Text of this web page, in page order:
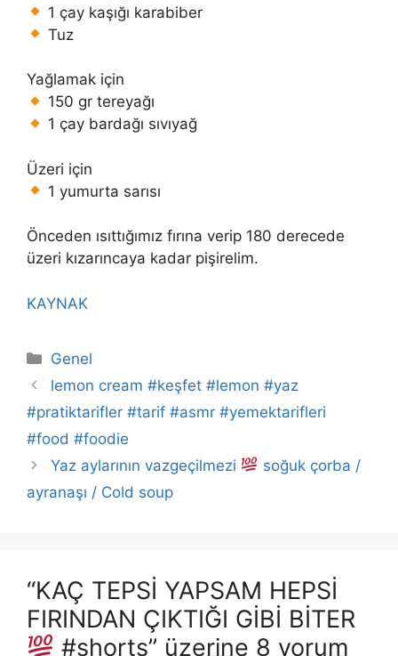
1 çay kaşığı karabiber
Tuz
Yağlamak için
150 gr tereyağı
1 çay bardağı sıvıyağ
Üzeri için
1 yumurta sarısı
Önceden ısıttığımız fırına verip 180 derecede
üzeri kızarıncaya kadar pişirelim.
KAYNAK
Kategoriler
Genel
lemon cream #keşfet #lemon #yaz
#pratiktarifler #tarif #asmr #yemektarifleri
#food #foodie
Yaz aylarının vazgeçilmezi
soğuk çorba /
ayranaşı / Cold soup
“KAÇ TEPSİ YAPSAM HEPSİ
FIRINDAN ÇIKTIĞI GİBİ BİTER
#shorts” üzerine 8 yorum